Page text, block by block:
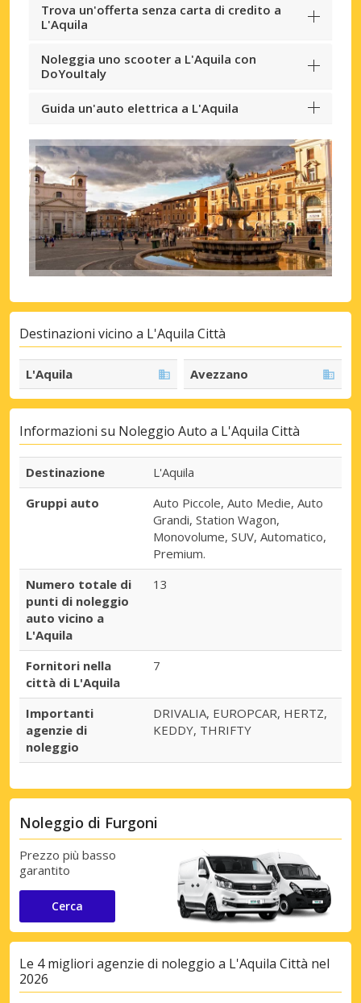
Trova un'offerta senza carta di credito a
L'Aquila
Noleggia uno scooter a L'Aquila con
DoYouItaly
Guida un'auto elettrica a L'Aquila
Destinazioni vicino a L'Aquila Città
L'Aquila Avezzano
Informazioni su Noleggio Auto a L'Aquila Città
Destinazione
L'Aquila
Gruppi auto
Auto Piccole, Auto Medie, Auto
Grandi, Station Wagon,
Monovolume, SUV, Automatico,
Premium.
Numero totale di
punti di noleggio
auto vicino a
L'Aquila
13
Fornitori nella
città di L'Aquila
7
Importanti
agenzie di
noleggio
DRIVALIA, EUROPCAR, HERTZ,
KEDDY, THRIFTY
Noleggio di Furgoni
Prezzo più basso
garantito
Cerca
Le 4 migliori agenzie di noleggio a L'Aquila Città nel
2026